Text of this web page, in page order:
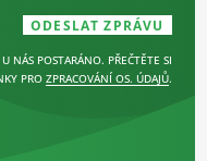
NÁS POSTARÁNO. PŘEČTĚTE SI
PRO ZPRACOVÁNÍ OS. ÚDAJŮ.